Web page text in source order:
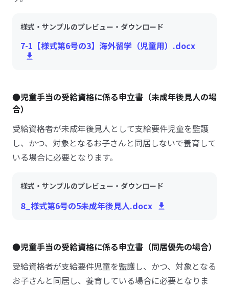
様式・サンプルのプレビュー・ダウンロード
7-1【様式第6号の3】海外留学（児童用）.docx
●児童手当の受給資格に係る申立書（未成年後見人の場
合）
受給資格者が未成年後見人として支給要件児童を監護
し、かつ、対象となるお子さんと同居しないで養育して
いる場合に必要となります。
様式・サンプルのプレビュー・ダウンロード
8_様式第6号の5未成年後見人.docx
●児童手当の受給資格に係る申立書（同居優先の場合）
受給資格者が支給要件児童を監護し、かつ、対象となる
お子さんと同居し、養育している場合に必要となりま